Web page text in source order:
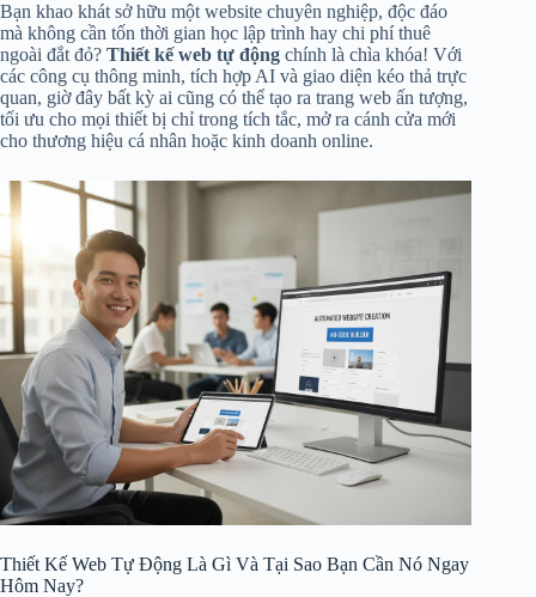
Bạn khao khát sở hữu một website chuyên nghiệp, độc đáo
mà không cần tốn thời gian học lập trình hay chi phí thuê
ngoài đắt đỏ? Thiết kế web tự động chính là chìa khóa! Với
các công cụ thông minh, tích hợp AI và giao diện kéo thả trực
quan, giờ đây bất kỳ ai cũng có thể tạo ra trang web ấn tượng,
tối ưu cho mọi thiết bị chỉ trong tích tắc, mở ra cánh cửa mới
cho thương hiệu cá nhân hoặc kinh doanh online.
Thiết Kế Web Tự Động Là Gì Và Tại Sao Bạn Cần Nó Ngay
Hôm Nay?